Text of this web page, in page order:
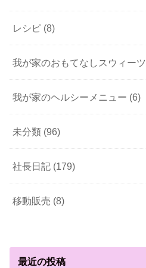
レシピ (8)
我が家のおもてなしスウィー
我が家のヘルシーメニュー (6)
未分類 (96)
社長日記 (179)
移動販売 (8)
最近の投稿